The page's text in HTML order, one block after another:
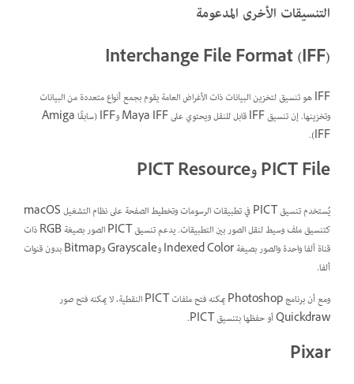
التنسيقات الأخرى المدعومة
Interchange File Format (IFF)
IFF هو تنسيق لتخزين البيانات ذات الأغراض العامة يقوم بجمع أنواع متعددة من البيانات
وتخزينها. إن تنسيق IFF قابل للنقل ويحتوي على Maya IFF وIFF (سابقًا Amiga
IFF).
PICT File وPICT Resource
يُستخدم تنسيق PICT في تطبيقات الرسومات وتخطيط الصفحة على نظام التشغيل macOS
كتنسيق ملف وسيط لنقل الصور بين التطبيقات. يدعم تنسيق PICT الصور بصيغة RGB ذات
قناة ألفا واحدة والصور بصيغة Indexed Color وGrayscale وBitmap بدون قنوات
ألفا.
ومع أن برنامج Photoshop يمكنه فتح ملفات PICT النقطية، لا يمكنه فتح صور
Quickdraw أو حفظها بتنسيق PICT.
Pixar